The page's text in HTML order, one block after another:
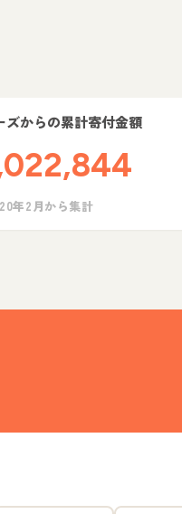
ズからの累計寄付金額
年2月から集計